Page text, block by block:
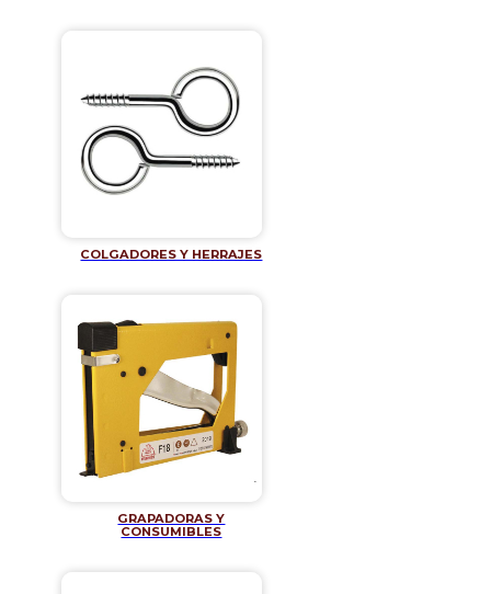
COLGADORES Y HERRAJES
GRAPADORAS Y
CONSUMIBLES